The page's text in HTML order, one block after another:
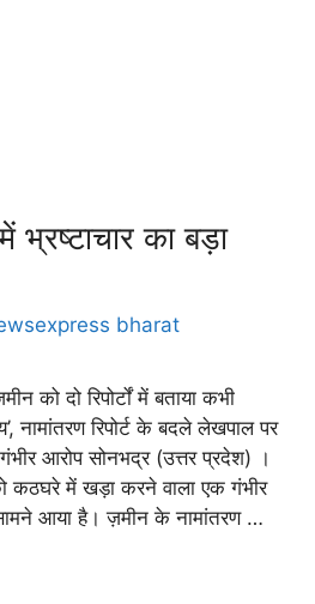
भ्रष्टाचार का बड़ा
bharat
को दो रिपोर्टों में बताया कभी
नामांतरण रिपोर्ट के बदले लेखपाल पर
आरोप सोनभद्र (उत्तर प्रदेश) ।
कठघरे में खड़ा करने वाला एक गंभीर
आया है। ज़मीन के नामांतरण …